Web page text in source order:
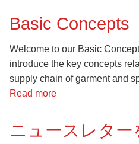
礎
概
念
Basic Concepts
Welcome to our Basic
introduce the key concepts
supply chain of garment and
Read more
Concepts
ニュースレタ